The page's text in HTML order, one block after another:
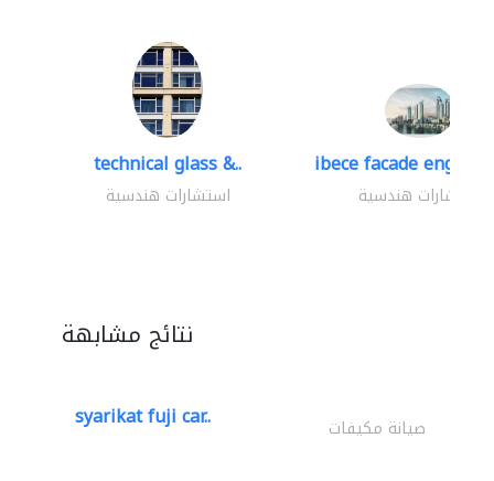
technical glass &..
استشارات هندسية
ibece facade
استشارات هندسية
نتائج مشابهة
syarikat fuji car.. صيانة مكيفات